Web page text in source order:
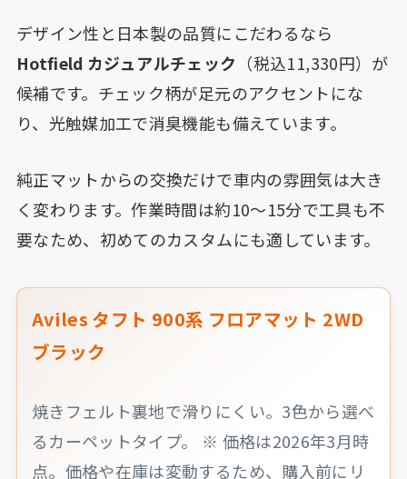
デザイン性と日本製の品質にこだわるなら
Hotfield カジュアルチェック （税込11,330円）が
候補です。チェック柄が足元のアクセントにな
り、光触媒加工で消臭機能も備えています。
純正マットからの交換だけで車内の雰囲気は大き
く変わります。作業時間は約10〜15分で工具も不
要なため、初めてのカスタムにも適しています。
Aviles タフト 900系 フロアマット 2WD
ブラック
焼きフェルト裏地で滑りにくい。3色から選べ
るカーペットタイプ。 ※ 価格は2026年3月時
点。価格や在庫は変動するため、購入前にリ